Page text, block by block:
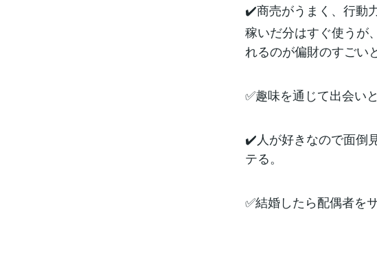
✔️商売がうまく、行動
稼いだ分はすぐ使うが
れるのが偏財のすごい
✅趣味を通じて出会い
✔️人が好きなので面倒
テる。
✅結婚したら配偶者を